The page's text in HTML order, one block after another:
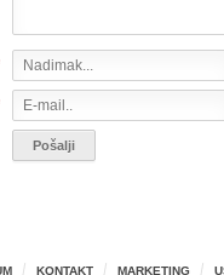
KONTAKT MARKETING